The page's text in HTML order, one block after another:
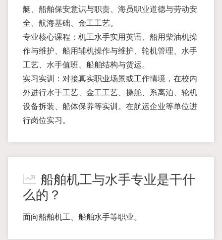
艇、船舶保安意识与职责、海员职业道德与劳动安
全、航海基础、金工工艺。
专业核心课程：机工水手实用英语、船用柴油机操
作与维护、船用辅机操作与维护、轮机管理、水手
工艺、水手值班、船舶结构与货运。
实习实训：对接真实职业场景或工作情境，在校内
外进行水手工艺、金工工艺、操舵、系离泊、轮机
设备拆装、船体保养等实训。在航运企业等单位进
行岗位实习。
船舶机工与水手专业是干什
么的？
面向船舶机工、船舶水手等职业。